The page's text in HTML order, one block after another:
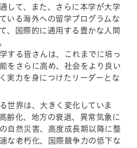
して、また、さらに本学が大学
いる海外への留学プログラムな
、国際的に通用する豊かな人間
する皆さんは、これまでに培っ
をさらに高め、社会をより良い
実力を身につけたリーダーとな
世界は、大きく変化していま
齢化、地方の衰退、異常気象に
自然災害、高度成長期以降に整
な老朽化、国際競争力の低下な